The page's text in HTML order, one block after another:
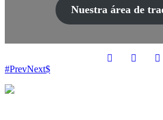
Nuestra área de
PrevNext